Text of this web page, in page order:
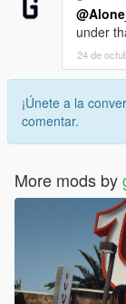
under
24 de
¡Únete a la
comentar.
More mods by